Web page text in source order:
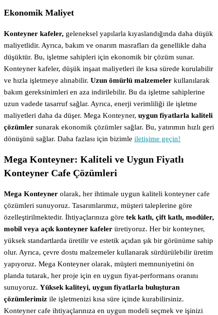
Ekonomik Maliyet
Konteyner kafeler, geleneksel yapılarla kıyaslandığında daha düşük
maliyetlidir. Ayrıca, bakım ve onarım masrafları da genellikle daha
düşüktür. Bu, işletme sahipleri için ekonomik bir çözüm sunar.
Konteyner kafeler, düşük inşaat maliyetleri ile kısa sürede kurulabilir
ve hızla işletmeye alınabilir. Uzun ömürlü malzemeler kullanılarak
bakım gereksinimleri en aza indirilebilir. Bu da işletme sahiplerine
uzun vadede tasarruf sağlar. Ayrıca, enerji verimliliği ile işletme
maliyetleri daha da düşer. Mega Konteyner, uygun fiyatlarla kaliteli
çözümler sunarak ekonomik çözümler sağlar. Bu, yatırımın hızlı geri
dönüşünü sağlar. Daha fazlası için bizimle iletişime geçin!
Mega Konteyner: Kaliteli ve Uygun Fiyatlı
Konteyner Cafe Çözümleri
Mega Konteyner olarak, her ihtimale uygun kaliteli konteyner cafe
çözümleri sunuyoruz. Tasarımlarımız, müşteri taleplerine göre
özelleştirilmektedir. İhtiyaçlarınıza göre tek katlı, çift katlı, modüler,
mobil veya açık konteyner kafeler üretiyoruz. Her bir konteyner,
yüksek standartlarda üretilir ve estetik açıdan şık bir görünüme sahip
olur. Ayrıca, çevre dostu malzemeler kullanarak sürdürülebilir üretim
yapıyoruz. Mega Konteyner olarak, müşteri memnuniyetini ön
planda tutarak, her proje için en uygun fiyat-performans oranını
sunuyoruz. Yüksek kaliteyi, uygun fiyatlarla buluşturan
çözümlerimiz ile işletmenizi kısa süre içinde kurabilirsiniz.
Konteyner cafe ihtiyaçlarınıza en uygun modeli seçmek ve işinizi